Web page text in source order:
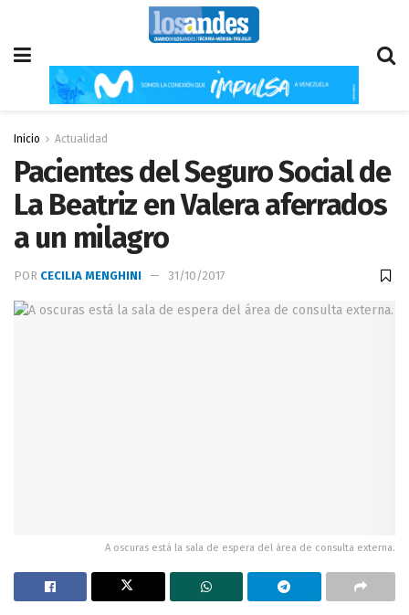
Inicio Actualidad
Pacientes del Seguro Social de
La Beatriz en Valera aferrados
a un milagro
POR CECILIA MENGHINI 31/10/2017
A oscuras está la sala de espera del área de consulta externa.